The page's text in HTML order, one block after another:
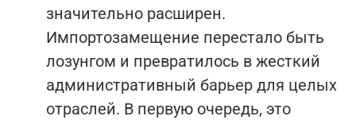
значительно расширен.
Импортозамещение перестало быть
лозунгом и превратилось в жесткий
административный барьер для целых
отраслей. В первую очередь, это